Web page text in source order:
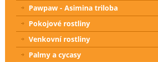
Pawpaw - Asimina triloba
Pokojové rostliny
Venkovní rostliny
Palmy a cycasy